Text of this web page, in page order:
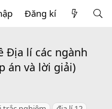
Đăng kí
Địa lí các ngành
án và lời giải)